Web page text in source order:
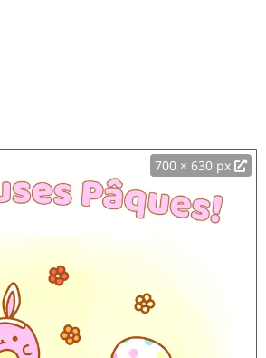
700 × 630 px